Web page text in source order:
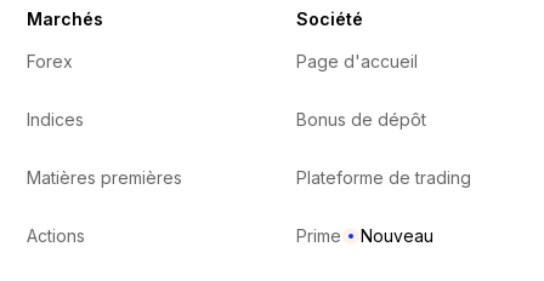
Marchés
Forex
Indices
Matières premières
Actions
Société
Page d'accueil
Bonus de dépôt
Plateforme de trading
Prime Nouveau